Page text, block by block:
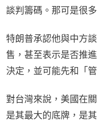
談判籌碼。那可是很多
特朗普承認他與中方
售，甚至表示是否推
決定，並可能先和「
對台灣來說，美國在
是其最大的底牌，是